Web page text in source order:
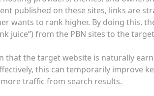
published on these sites, links are
wants to rank higher. By doing this,
juice”) from the PBN sites to the
that the target website is naturally
this can temporarily improve
traffic from search results.